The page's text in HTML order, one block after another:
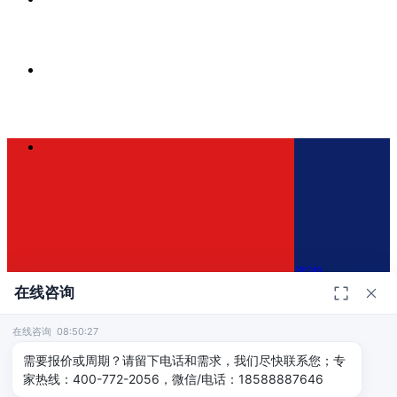
400-772-2056
咨询
免费咨询方案
在线咨询
在线咨询 08:50:27
需要报价或周期？请留下电话和需求，我们尽快联系您；专
家热线：400-772-2056，微信/电话：18588887646